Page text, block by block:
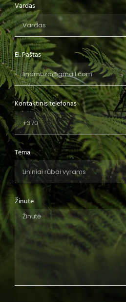
Vardas
El. Paštas
Kontaktinis telefonas
Tema
Žinutė